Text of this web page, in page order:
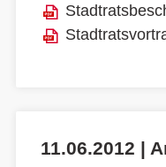
11.06.2012 |